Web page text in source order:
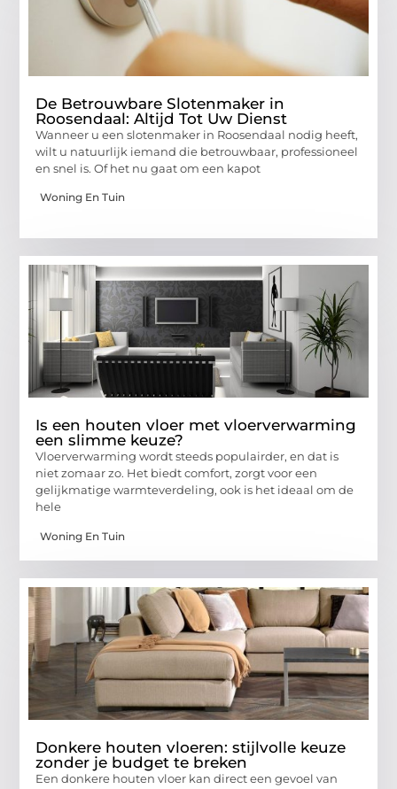
De Betrouwbare Slotenmaker in
Roosendaal: Altijd Tot Uw Dienst
Wanneer u een slotenmaker in Roosendaal nodig heeft,
wilt u natuurlijk iemand die betrouwbaar, professioneel
en snel is. Of het nu gaat om een kapot
Woning En Tuin
Is een houten vloer met vloerverwarming
een slimme keuze?
Vloerverwarming wordt steeds populairder, en dat is
niet zomaar zo. Het biedt comfort, zorgt voor een
gelijkmatige warmteverdeling, ook is het ideaal om de
hele
Woning En Tuin
Donkere houten vloeren: stijlvolle keuze
zonder je budget te breken
Een donkere houten vloer kan direct een gevoel van